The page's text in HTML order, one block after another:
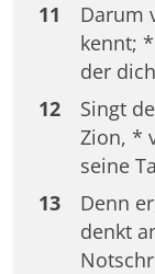
11
Darum
kennt;
der
12
Singt
Zion, *
seine
13
Denn
denkt